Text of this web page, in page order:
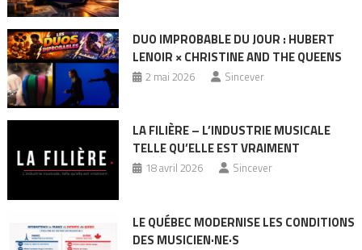
DUO IMPROBABLE DU JOUR : HUBERT
LENOIR × CHRISTINE AND THE QUEENS
2 mai 2026 Sincever
LA FILIÈRE – L’INDUSTRIE MUSICALE
TELLE QU’ELLE EST VRAIMENT
18 avril 2026 Sincever
LE QUÉBEC MODERNISE LES CONDITIONS
DES MUSICIEN·NE·S